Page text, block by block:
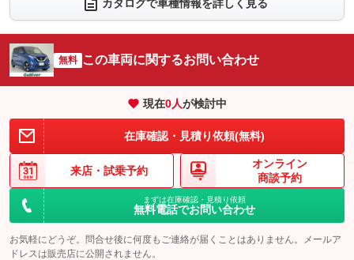
電動リアゲート フロントカメラ
：装備なし
シートエアコン
：装備なし 全周囲カメラ
：装備なし
サイドカメラ
：装備なし ルーフレール
：装備なし
エアサスペンション ヘッドライトウォッシャー
カタログで車種情報を詳しく見る
無料 この車両に関するお問い合わせ
現在0人が検討中
在庫確認・見積り依頼(無料)
来店・ 試乗予約
オンライン
商談予約
まずは在庫確認・見積り依頼
無料電話でお問い合わせ
お気軽にどうぞ。問合せ後に何度もご連絡が届くことはありません。メールア
ドレスは販売店に公開されません。